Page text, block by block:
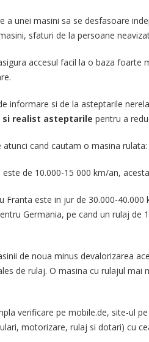
unei masini sa se desfasoare
sfaturi de la persoane
accesul facil la o baza
informare si de la asteptarile
si realist asteptarile pentru a
cand cautam o masina rulata:
de 10.000-15 000 km/an,
Franta este in jur de 30.000-
Germania, pe cand un rulaj
de noua minus devalorizarea
de rulaj. O masina cu rulajul
verificare pe mobile.de, site-ul
motorizare, rulaj si dotari) cu